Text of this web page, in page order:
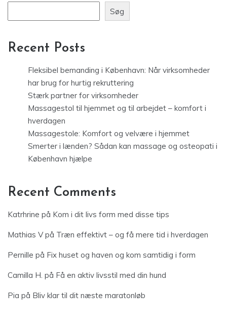
Søg
Recent Posts
Fleksibel bemanding i København: Når virksomheder
har brug for hurtig rekruttering
Stærk partner for virksomheder
Massagestol til hjemmet og til arbejdet – komfort i
hverdagen
Massagestole: Komfort og velvære i hjemmet
Smerter i lænden? Sådan kan massage og osteopati i
København hjælpe
Recent Comments
Katrhrine på Kom i dit livs form med disse tips
Mathias Vpå Træn effektivt – og få mere tid i hverdagen
Pernille på Fix huset og haven og kom samtidig i form
Camilla H. på Få en aktiv livsstil med din hund
Pia på Bliv klar til dit næste maratonløb